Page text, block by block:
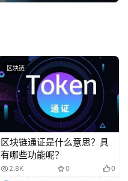
区块链
区块链通证是什么意思？具
有哪些功能呢？
2.8K 0 0